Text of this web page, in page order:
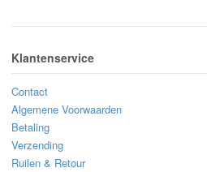
Klantenservice
Contact
Algemene Voorwaarden
Betaling
Verzending
Ruilen & Retour